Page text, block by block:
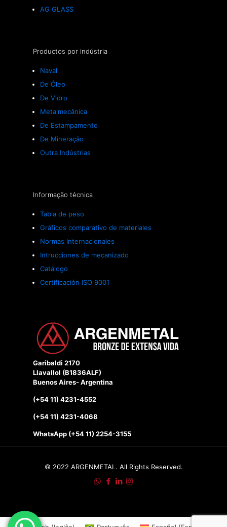
AG GLASS
Productos por indústria
Naval
De Óleo
De Vidro
Metalmecânica
De Estampamento
De Mineração
Outra Indústrias
Informação técnica
Tabla de peso
Gráficos comparativo de materiales
Normas Internacionales
Intrucciones de mecanizado
Catálogo
Certificación ISO 9001
Garibaldi 2170
Llavallol (B1836ALF)
Buenos Aires- Argentina
(+54 11) 4231-4552
(+54 11) 4231-4068
WhatsApp (+54 11) 2254-3155
© 2022 ARGENMETAL. All Rights Reserved.